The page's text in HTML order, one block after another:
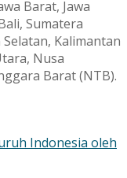
Barat, Jawa
Sumatera
Kalimantan
Nusa
Barat (NTB).